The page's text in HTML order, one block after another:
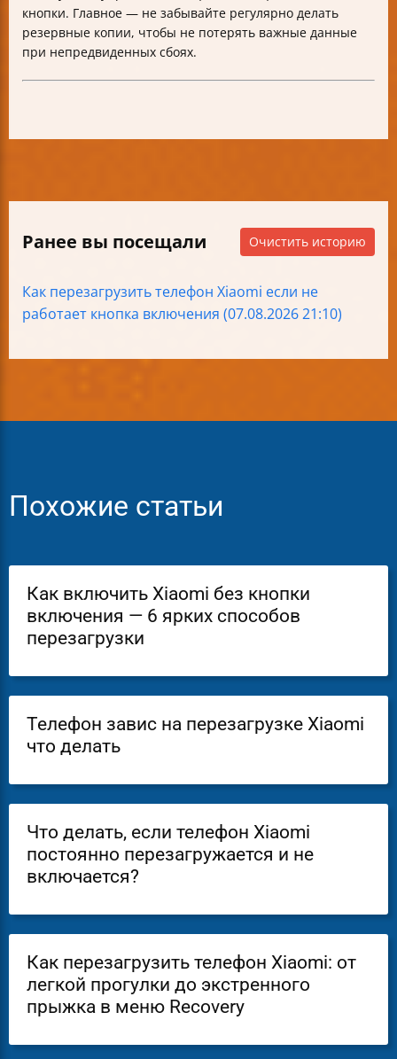
кнопки. Главное — не забывайте регулярно делать
резервные копии, чтобы не потерять важные данные
при непредвиденных сбоях.
Ранее вы посещали Очистить историю
Как перезагрузить телефон Xiaomi если не
работает кнопка включения (07.08.2026 21:10)
Похожие статьи
Как включить Xiaomi без кнопки
включения — 6 ярких способов
перезагрузки
Телефон завис на перезагрузке Xiaomi
что делать
Что делать, если телефон Xiaomi
постоянно перезагружается и не
включается?
Как перезагрузить телефон Xiaomi: от
легкой прогулки до экстренного
прыжка в меню Recovery